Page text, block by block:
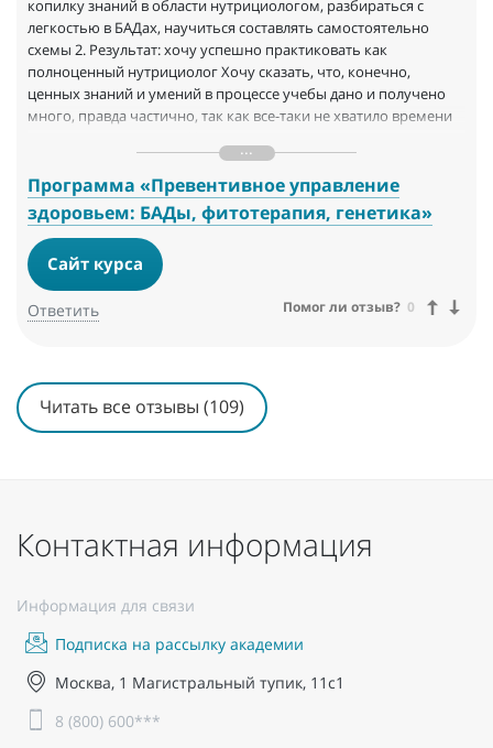
копилку знаний в области нутрициологом, разбираться с
легкостью в БАДах, научиться составлять самостоятельно
схемы 2. Результат: хочу успешно практиковать как
полноценный нутрициолог Хочу сказать, что, конечно,
ценных знаний и умений в процессе учебы дано и получено
много, правда частично, так как все-таки не хватило времени
дослушать и начинать практиковать)). В любом случае,
хочется поблагодарить создателей, преподавателей,
кураторов и других причастных лиц за такой шикарный курс,
который является палочкой-выручалочкой для
нутрициологов!
Программа «Превентивное управление
здоровьем: БАДы, фитотерапия, генетика»
Сайт курса
Ответить Помог ли отзыв? 0
Читать все отзывы (109)
Контактная информация
Информация для связи
Подписка на рассылку академии
Москва, 1 Магистральный тупик, 11с1
8 (800) 600***